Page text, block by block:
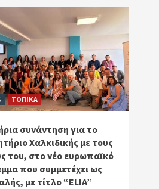
ΤΟΠΙΚΑ
συνάντηση για το
Χαλκιδικής με τους
του, στο νέο ευρωπαϊκό
που συμμετέχει ως
με τίτλο “ELIA”